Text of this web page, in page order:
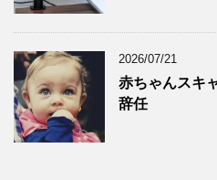
2024年5月
2024年4月(8)
2024年3月(8)
2024年2月(8)
2024年1月(7)
2023年12月
2026/07/21
赤ちゃんスキ
辞任